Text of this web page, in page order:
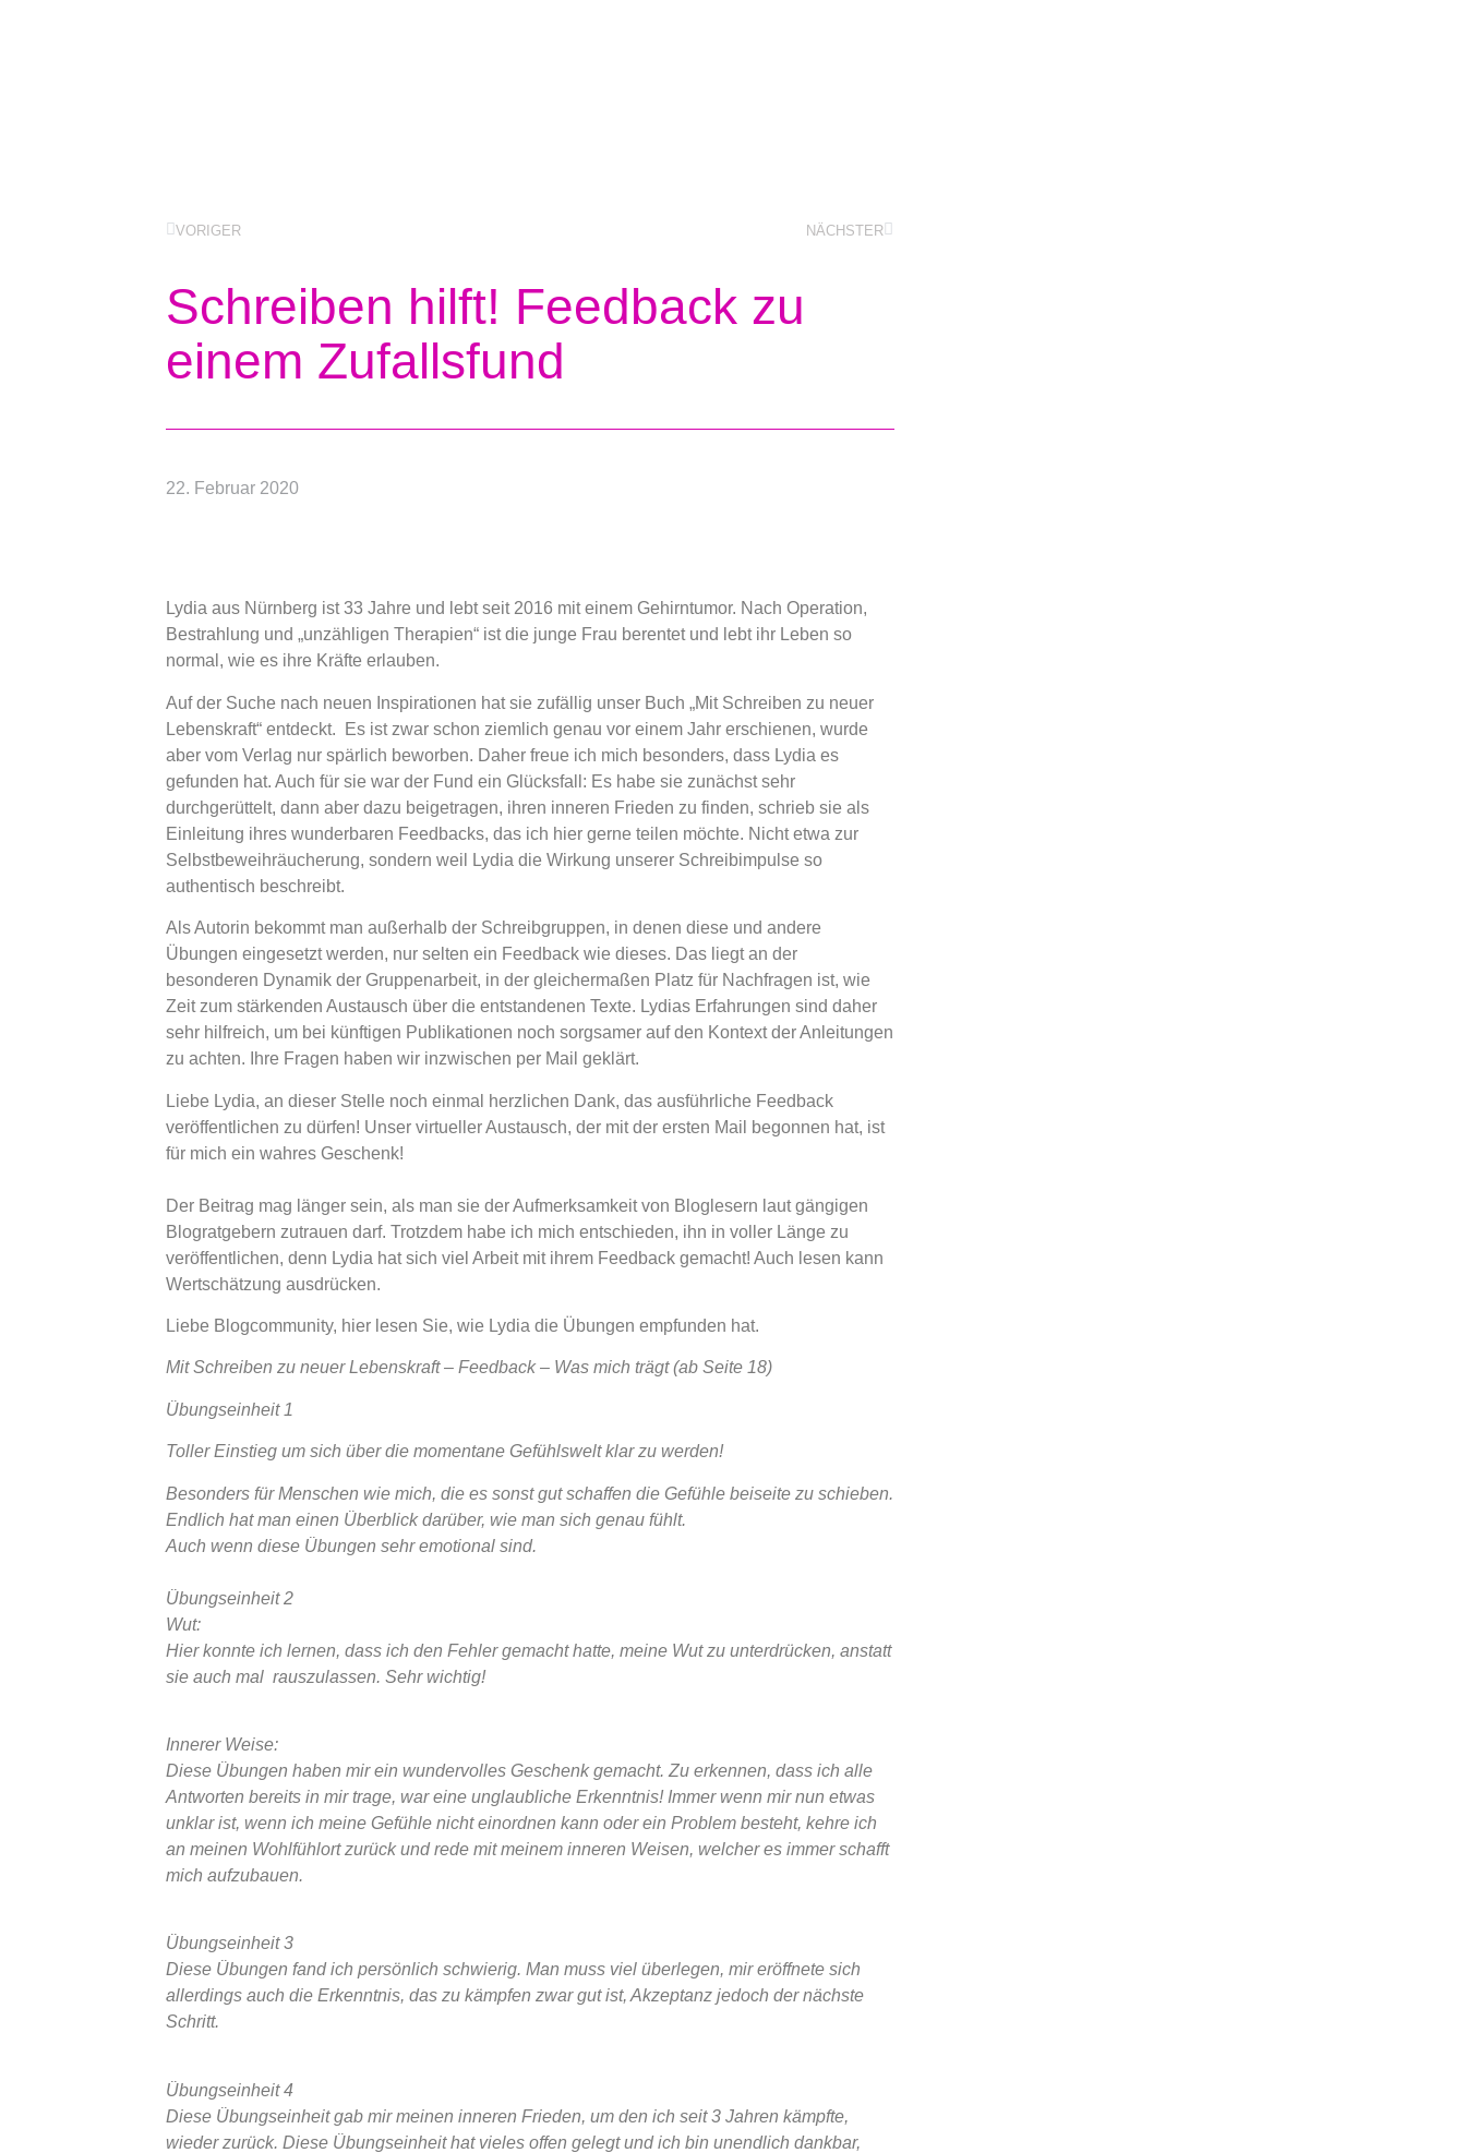
VORIGER NÄCHSTER
Schreiben hilft! Feedback zu
einem Zufallsfund
22. Februar 2020
Lydia aus Nürnberg ist 33 Jahre und lebt seit 2016 mit einem Gehirntumor. Nach Operation,
Bestrahlung und „unzähligen Therapien“ ist die junge Frau berentet und lebt ihr Leben so
normal, wie es ihre Kräfte erlauben.
Auf der Suche nach neuen Inspirationen hat sie zufällig unser Buch „Mit Schreiben zu neuer
Lebenskraft“ entdeckt. Es ist zwar schon ziemlich genau vor einem Jahr erschienen, wurde
aber vom Verlag nur spärlich beworben. Daher freue ich mich besonders, dass Lydia es
gefunden hat. Auch für sie war der Fund ein Glücksfall: Es habe sie zunächst sehr
durchgerüttelt, dann aber dazu beigetragen, ihren inneren Frieden zu finden, schrieb sie als
Einleitung ihres wunderbaren Feedbacks, das ich hier gerne teilen möchte. Nicht etwa zur
Selbstbeweihräucherung, sondern weil Lydia die Wirkung unserer Schreibimpulse so
authentisch beschreibt.
Als Autorin bekommt man außerhalb der Schreibgruppen, in denen diese und andere
Übungen eingesetzt werden, nur selten ein Feedback wie dieses. Das liegt an der
besonderen Dynamik der Gruppenarbeit, in der gleichermaßen Platz für Nachfragen ist, wie
Zeit zum stärkenden Austausch über die entstandenen Texte. Lydias Erfahrungen sind daher
sehr hilfreich, um bei künftigen Publikationen noch sorgsamer auf den Kontext der Anleitungen
zu achten. Ihre Fragen haben wir inzwischen per Mail geklärt.
Liebe Lydia, an dieser Stelle noch einmal herzlichen Dank, das ausführliche Feedback
veröffentlichen zu dürfen! Unser virtueller Austausch, der mit der ersten Mail begonnen hat, ist
für mich ein wahres Geschenk!
Der Beitrag mag länger sein, als man sie der Aufmerksamkeit von Bloglesern laut gängigen
Blogratgebern zutrauen darf. Trotzdem habe ich mich entschieden, ihn in voller Länge zu
veröffentlichen, denn Lydia hat sich viel Arbeit mit ihrem Feedback gemacht! Auch lesen kann
Wertschätzung ausdrücken.
Liebe Blogcommunity, hier lesen Sie, wie Lydia die Übungen empfunden hat.
Mit Schreiben zu neuer Lebenskraft – Feedback – Was mich trägt (ab Seite 18)
Übungseinheit 1
Toller Einstieg um sich über die momentane Gefühlswelt klar zu werden!
Besonders für Menschen wie mich, die es sonst gut schaffen die Gefühle beiseite zu schieben.
Endlich hat man einen Überblick darüber, wie man sich genau fühlt.
Auch wenn diese Übungen sehr emotional sind.
Übungseinheit 2
Wut:
Hier konnte ich lernen, dass ich den Fehler gemacht hatte, meine Wut zu unterdrücken, anstatt
sie auch mal rauszulassen. Sehr wichtig!
Innerer Weise:
Diese Übungen haben mir ein wundervolles Geschenk gemacht. Zu erkennen, dass ich alle
Antworten bereits in mir trage, war eine unglaubliche Erkenntnis! Immer wenn mir nun etwas
unklar ist, wenn ich meine Gefühle nicht einordnen kann oder ein Problem besteht, kehre ich
an meinen Wohlfühlort zurück und rede mit meinem inneren Weisen, welcher es immer schafft
mich aufzubauen.
Übungseinheit 3
Diese Übungen fand ich persönlich schwierig. Man muss viel überlegen, mir eröffnete sich
allerdings auch die Erkenntnis, das zu kämpfen zwar gut ist, Akzeptanz jedoch der nächste
Schritt.
Übungseinheit 4
Diese Übungseinheit gab mir meinen inneren Frieden, um den ich seit 3 Jahren kämpfte,
wieder zurück. Diese Übungseinheit hat vieles offen gelegt und ich bin unendlich dankbar,